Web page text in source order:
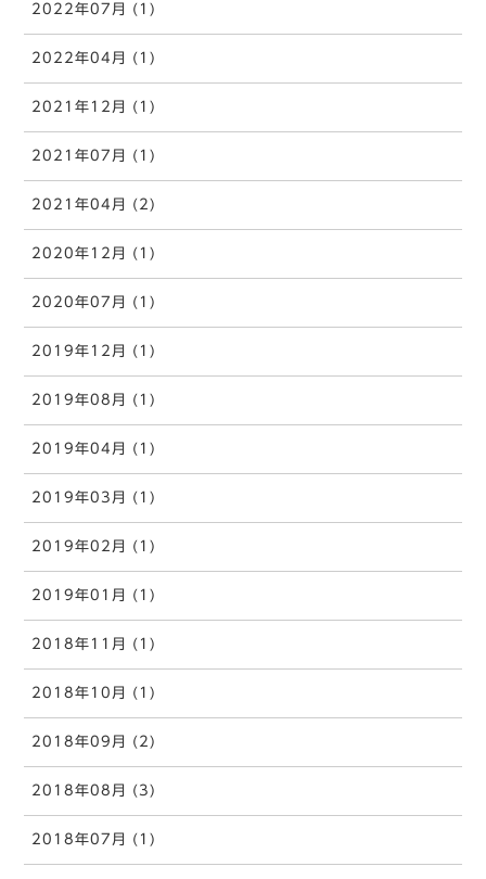
2022年07月 (1)
2022年04月 (1)
2021年12月 (1)
2021年07月 (1)
2021年04月 (2)
2020年12月 (1)
2020年07月 (1)
2019年12月 (1)
2019年08月 (1)
2019年04月 (1)
2019年03月 (1)
2019年02月 (1)
2019年01月 (1)
2018年11月 (1)
2018年10月 (1)
2018年09月 (2)
2018年08月 (3)
2018年07月 (1)